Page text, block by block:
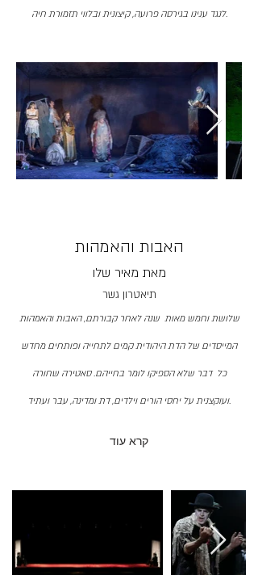
לנגד ענינו בגירסה פרועה, קיצונית ובלווי תזמורת חיה.
האבות והאמהות
מאת מאיר שלו
תיאטרון גשר
שלושת וחמש מאות שנה לאחר קבורתם, האבות והאמהות
המייסדים של הדת היהודית קמים לתחייה ופותחים מחדש
כל דבר שלא הספיקו לומר בחייהם. סאטירה שחורה
ועוקצנית על יחסי הורים וילדים, דת ומדינה, עבר ועתיד.
קרא עוד